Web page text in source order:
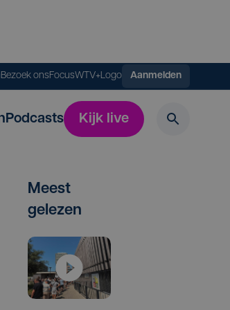
Bezoek onsFocusWTV+Logo Aanmelden
Podcasts Kijk live
Meest
gelezen